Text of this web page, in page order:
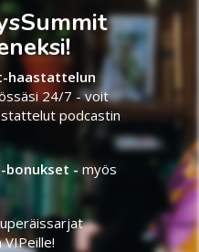
haastattelun
24/7 - voit
podcastin
bonukset -myös
VIPeille!